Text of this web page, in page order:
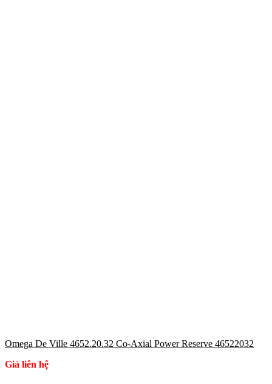
Omega De Ville 4652.20.32 Co-Axial Power Reserve 46522032
Giá liên hệ